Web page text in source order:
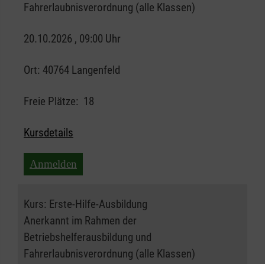
Fahrerlaubnisverordnung (alle Klassen)
20.10.2026 , 09:00 Uhr
Ort: 40764 Langenfeld
Freie Plätze: 18
Kursdetails
Anmelden
Kurs: Erste-Hilfe-Ausbildung
Anerkannt im Rahmen der
Betriebshelferausbildung und
Fahrerlaubnisverordnung (alle Klassen)